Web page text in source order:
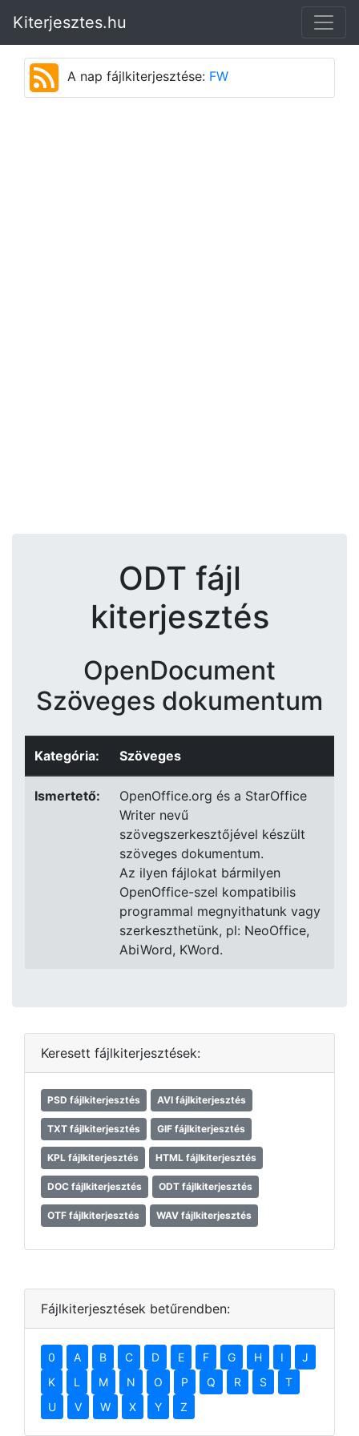
Kiterjesztes.hu
A nap fájlkiterjesztése: FW
ODT fájl
kiterjesztés
OpenDocument
Szöveges dokumentum
Kategória: Szöveges
Ismertető:
OpenOffice.org és a StarOffice
Writer nevű
szövegszerkesztőjével készült
szöveges dokumentum.
Az ilyen fájlokat bármilyen
OpenOffice-szel kompatibilis
programmal megnyithatunk vagy
szerkeszthetünk, pl: NeoOffice,
AbiWord, KWord.
Keresett fájlkiterjesztések:
PSD fájlkiterjesztés AVI fájlkiterjesztés
TXT fájlkiterjesztés GIF fájlkiterjesztés
KPL fájlkiterjesztés HTML fájlkiterjesztés
DOC fájlkiterjesztés ODT fájlkiterjesztés
OTF fájlkiterjesztés WAV fájlkiterjesztés
Fájlkiterjesztések betűrendben:
0 A B C D E F G H I
J
K
L M N O P Q R S
T
U
V W X Y Z